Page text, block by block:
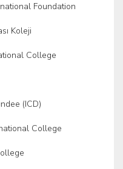
Foundation
Koleji
College
(ICD)
College